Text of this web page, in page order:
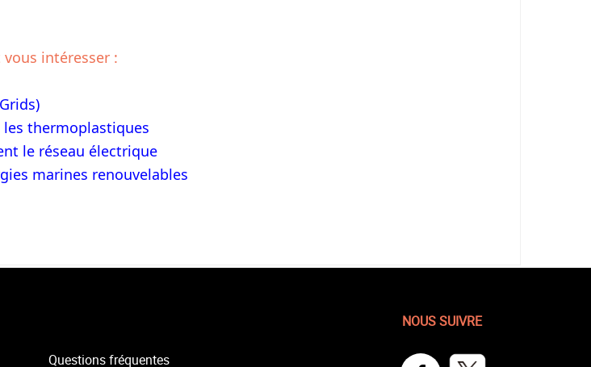
intéresser :
les thermoplastiques
le réseau électrique
marines renouvelables
Questions fréquentes
NOUS SUIVRE